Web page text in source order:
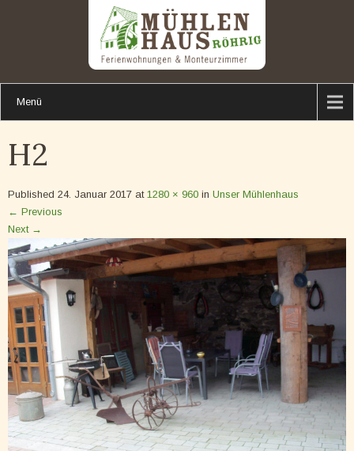
Menü
H2
Published 24. Januar 2017 at 1280 × 960 in Unser Mühlenhaus
← Previous
Next →